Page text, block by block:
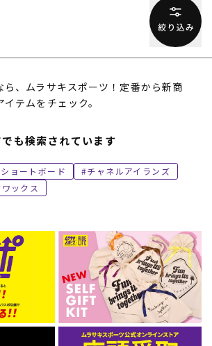
ら、ムラサキスポーツ！定番から新商
テムをチェック。
も検索されています
ショートボード
チャネルアイランズ
ワックス